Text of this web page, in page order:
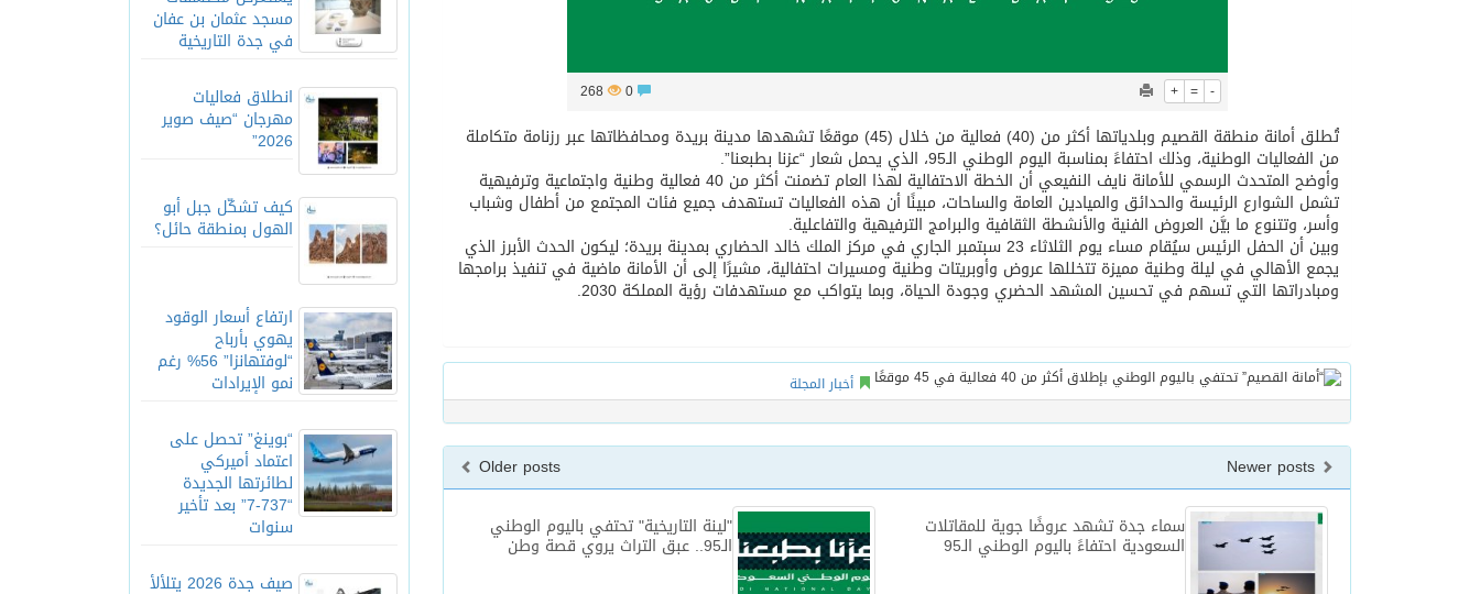
مسجد عثمان بن عفان
في جدة التاريخية
انطلاق فعاليات
مهرجان “صيف صوير
2026”
كيف تشكّل جبل أبو
الهول بمنطقة حائل؟
ارتفاع أسعار الوقود
يهوي بأرباح
“لوفتهانزا” 56% رغم
نمو الإيرادات
“بوينغ” تحصل على
اعتماد أميركي
لطائرتها الجديدة
“737-7” بعد تأخير
سنوات
صيف جدة 2026 يتلألأ
+ = -
0
268
تُطلق أمانة منطقة القصيم وبلدياتها أكثر من (40) فعالية من خلال (45) موقعًا تشهدها مدينة بريدة ومحافظاتها عبر رزنامة متكاملة
من الفعاليات الوطنية، وذلك احتفاءً بمناسبة اليوم الوطني الـ95، الذي يحمل شعار “عزنا بطبعنا”.
وأوضح المتحدث الرسمي للأمانة نايف النفيعي أن الخطة الاحتفالية لهذا العام تضمنت أكثر من 40 فعالية وطنية واجتماعية وترفيهية
تشمل الشوارع الرئيسة والحدائق والميادين العامة والساحات، مبينًا أن هذه الفعاليات تستهدف جميع فئات المجتمع من أطفال وشباب
وأسر، وتتنوع ما بيَّن العروض الفنية والأنشطة الثقافية والبرامج الترفيهية والتفاعلية.
وبين أن الحفل الرئيس سيُقام مساء يوم الثلاثاء 23 سبتمبر الجاري في مركز الملك خالد الحضاري بمدينة بريدة؛ ليكون الحدث الأبرز الذي
يجمع الأهالي في ليلة وطنية مميزة تتخللها عروض وأوبريتات وطنية ومسيرات احتفالية، مشيرًا إلى أن الأمانة ماضية في تنفيذ برامجها
ومبادراتها التي تسهم في تحسين المشهد الحضري وجودة الحياة، وبما يتواكب مع مستهدفات رؤية المملكة 2030.
أخبار المجلة
Older posts
"لينة التاريخية" تحتفي باليوم الوطني
الـ95.. عبق التراث يروي قصة وطن
سماء جدة تشهد عروضًا جوية للمقاتلات
السعودية احتفاءً باليوم الوطني الـ95